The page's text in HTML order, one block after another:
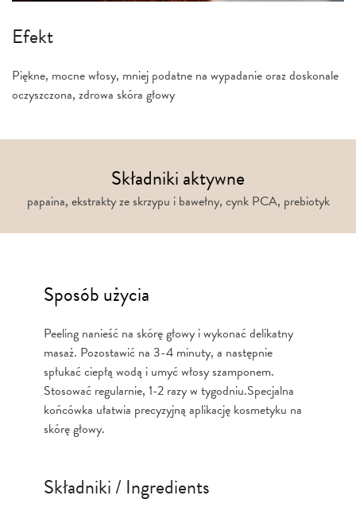
Efekt
Piękne, mocne włosy, mniej podatne na wypadanie oraz doskonale
oczyszczona, zdrowa skóra głowy
Składniki aktywne
papaina, ekstrakty ze skrzypu i bawełny, cynk PCA, prebiotyk
Sposób użycia
Peeling nanieść na skórę głowy i wykonać delikatny
masaż. Pozostawić na 3-4 minuty, a następnie
spłukać ciepłą wodą i umyć włosy szamponem.
Stosować regularnie, 1-2 razy w tygodniu.Specjalna
końcówka ułatwia precyzyjną aplikację kosmetyku na
skórę głowy.
Składniki / Ingredients